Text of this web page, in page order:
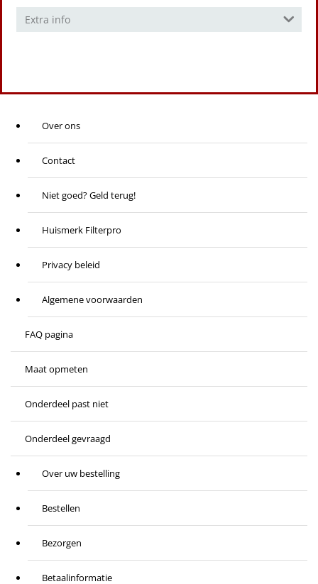
Extra info
Over ons
Contact
Niet goed? Geld terug!
Huismerk Filterpro
Privacy beleid
Algemene voorwaarden
FAQ pagina
Maat opmeten
Onderdeel past niet
Onderdeel gevraagd
Over uw bestelling
Bestellen
Bezorgen
Betaalinformatie